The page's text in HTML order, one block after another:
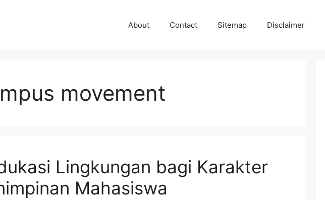
About Contact Sitemap Disclaimer
movement
Lingkungan bagi Karakter
Mahasiswa